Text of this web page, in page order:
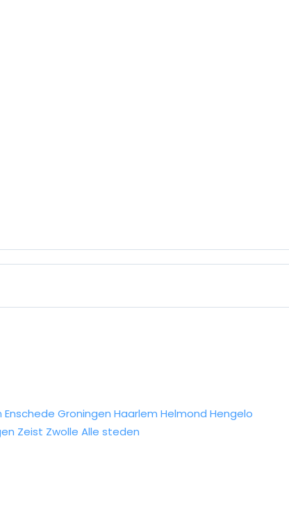
Enschede Groningen Haarlem Helmond Hengelo
Zeist Zwolle Alle steden